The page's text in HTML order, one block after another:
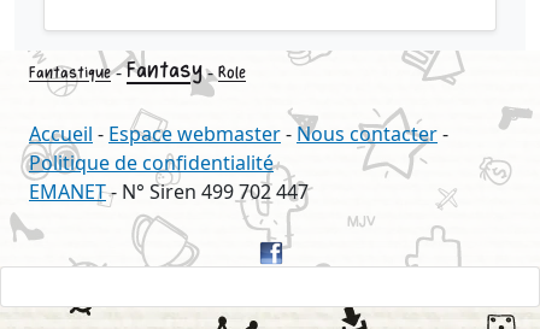
Fantastique-Fantasy-Role
Accueil - Espace webmaster- Nous contacter-
Politique de confidentialité
EMANET- N° Siren 499 702 447